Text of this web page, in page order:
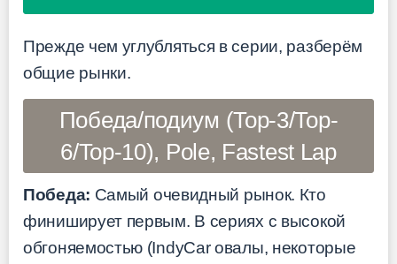
Прежде чем углубляться в серии, разберём
общие рынки.
Победа/подиум (Top-3/Top-
6/Top-10), Pole, Fastest Lap
Победа: Самый очевидный рынок. Кто
финиширует первым. В сериях с высокой
обгоняемостью (IndyCar овалы, некоторые